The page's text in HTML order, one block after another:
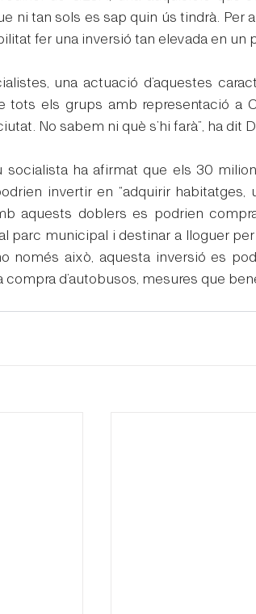
ni tan sols es sap quin ús tindrà. Per
fer una inversió tan elevada en un
una actuació d’aquestes
tots els grups amb representació a
No sabem ni què s’hi farà”, ha dit
socialista ha afirmat que els 30
invertir en “adquirir
aquests doblers es podrien
parc municipal i destinar a lloguer
només això, aquesta inversió es
compra d’autobusos, mesures que